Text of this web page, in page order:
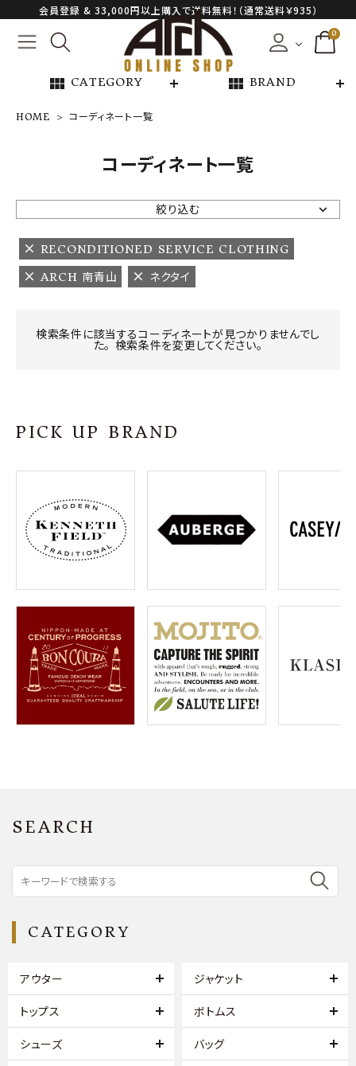
会員登録 & 33,000円以上購入で送料無料！（通常送料￥935）
0
view_module CATEGORY view_module BRAND
NEW ARRIVAL
ARCH EXCLUSIVE
BRAND
CATEGORY
プライバシーポリシー
特定商取引法について
お問い合わせ
OFFICIAL WEB SITE
meeting_room ログイン 会員登録
HOME コーディネート一覧
コーディネート一覧
絞り込む
RECONDITIONED SERVICE CLOTHING
ARCH 南青山
ネクタイ
検索条件に該当するコーディネートが見つかりませんでし
た。 検索条件を変更してください。
PICK UP BRAND
SEARCH
CATEGORY
アウター ジャケット
トップス ボトムス
シューズ バッグ